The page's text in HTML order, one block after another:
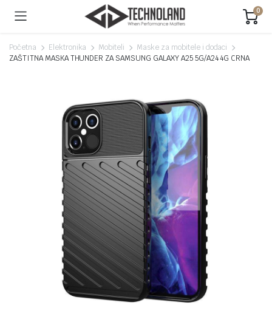
0
Početna Elektronika Mobiteli
Maske za mobitele i dodaci
ZAŠTITNA MASKA THUNDER ZA SAMSUNG GALAXY A25 5G/A24 4G CRNA